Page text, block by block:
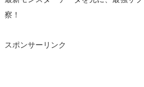
察！
スポンサーリンク